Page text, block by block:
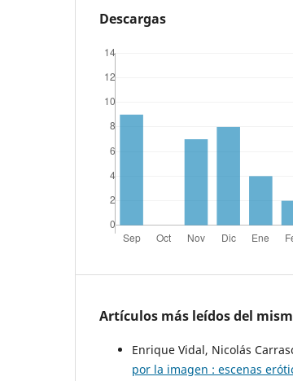
Descargas
Artículos más leídos del
Enrique Vidal, Nicolás
por la imagen : escenas